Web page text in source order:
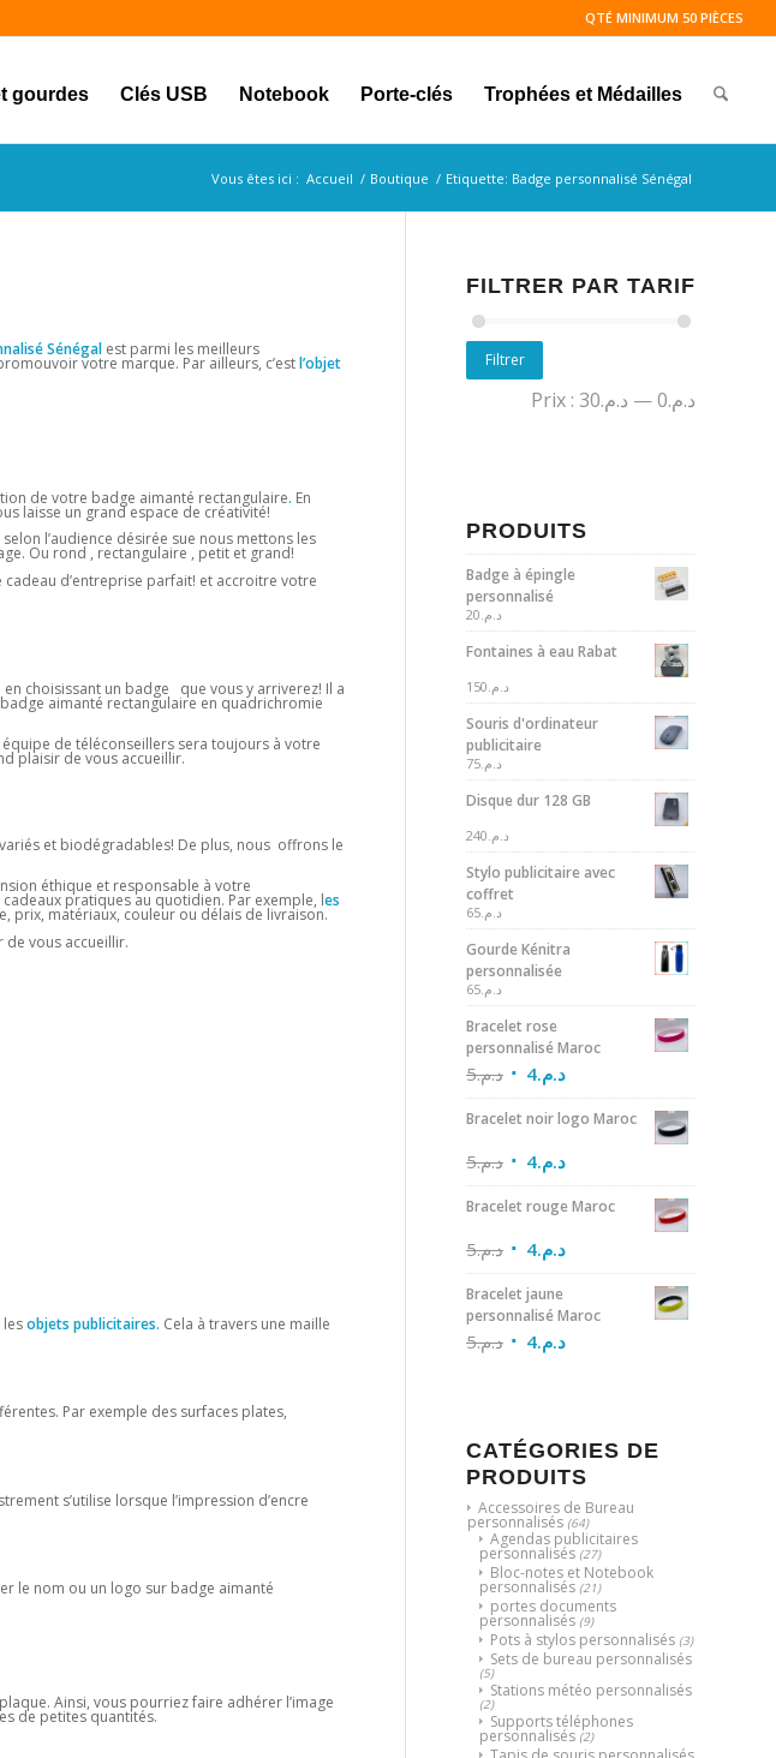
QTÉ MINIMUM 50 PIÈCES
gourdes Clés USB Notebook Porte-clés Trophées et Médailles
Vous êtes ici : Accueil / Boutique / Etiquette: Badge personnalisé Sénégal
Sénégal est parmi les meilleurs
votre marque. Par ailleurs, c’estl’objet
de votre badge aimanté rectangulaire. En
laisse un grand espace de créativité!
l’audience désirée sue nous mettons les
Ou rond , rectangulaire , petit et grand!
d’entreprise parfait! et accroitre votre
choisissant un badge que vous y arriverez! Il a
aimanté rectangulaire en quadrichromie
de téléconseillers sera toujours à votre
plaisir de vous accueillir.
et biodégradables! De plus, nous offrons le
éthique et responsable à votre
cadeaux pratiques au quotidien. Par exemple, les
prix, matériaux, couleur ou délais de livraison.
de vous accueillir.
lesobjets publicitaires. Cela à travers une maille
Par exemple des surfaces plates,
s’utilise lorsque l’impression d’encre
le nom ou un logo sur badge aimanté
Ainsi, vous pourriez faire adhérer l’image
de petites quantités.
FILTRER PAR TARIF
Filtrer
Prix : د.م.0 — د.م.30
PRODUITS
Badge à épingle
personnalisé
د.م. 20
Fontaines à eau Rabat
د.م. 150
Souris d'ordinateur
publicitaire
د.م. 75
Disque dur 128 GB
د.م. 240
Stylo publicitaire avec
coffret
د.م. 65
Gourde Kénitra
personnalisée
د.م. 65
Bracelet rose
personnalisé Maroc
د.م.5 د.م.4
Bracelet noir logo Maroc
د.م.5 د.م.4
Bracelet rouge Maroc
د.م.5 د.م.4
Bracelet jaune
personnalisé Maroc
د.م.5 د.م.4
CATÉGORIES DE
PRODUITS
Accessoires de Bureau
personnalisés (64)
Agendas publicitaires
personnalisés (27)
Bloc-notes et Notebook
personnalisés (21)
portes documents
personnalisés (9)
Pots à stylos personnalisés (3)
Sets de bureau personnalisés
(5)
Stations météo personnalisés
(2)
Supports téléphones
personnalisés (2)